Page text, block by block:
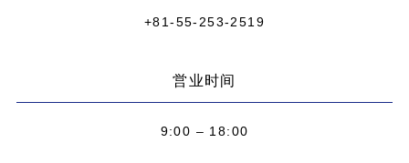
+81-55-253-2519
営业时间
9:00 – 18:00